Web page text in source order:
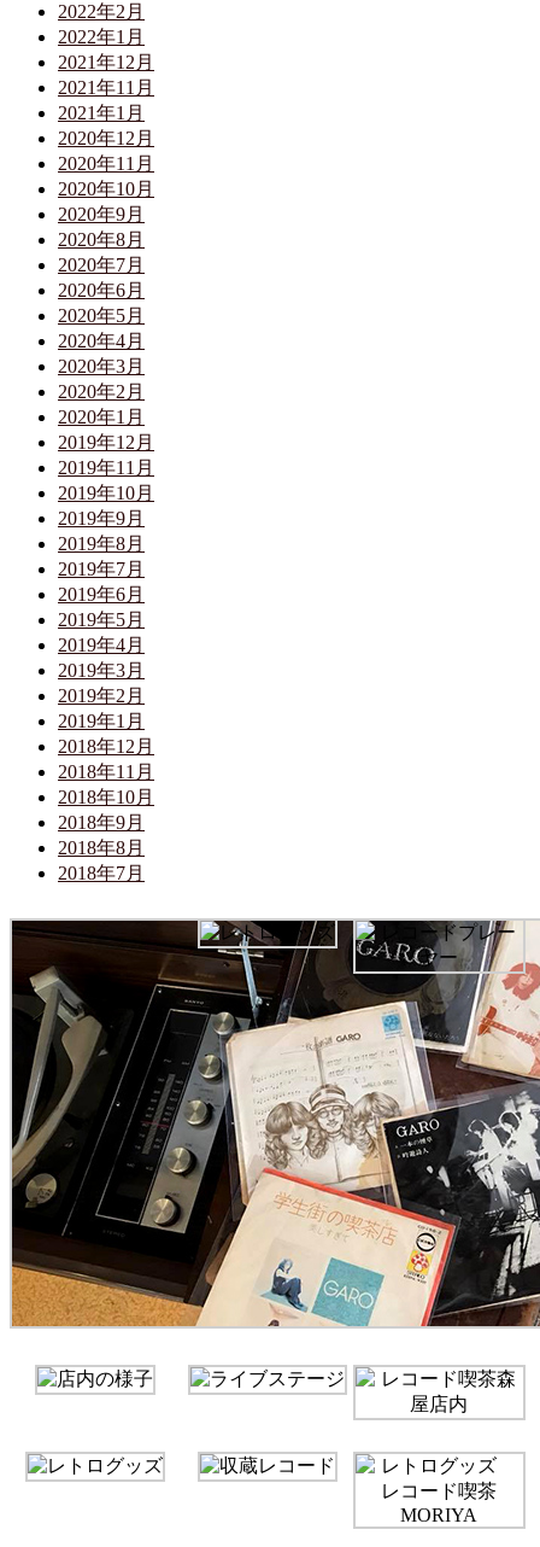
2022年2月
2022年1月
2021年12月
2021年11月
2021年1月
2020年12月
2020年11月
2020年10月
2020年9月
2020年8月
2020年7月
2020年6月
2020年5月
2020年4月
2020年3月
2020年2月
2020年1月
2019年12月
2019年11月
2019年10月
2019年9月
2019年8月
2019年7月
2019年6月
2019年5月
2019年4月
2019年3月
2019年2月
2019年1月
2018年12月
2018年11月
2018年10月
2018年9月
2018年8月
2018年7月